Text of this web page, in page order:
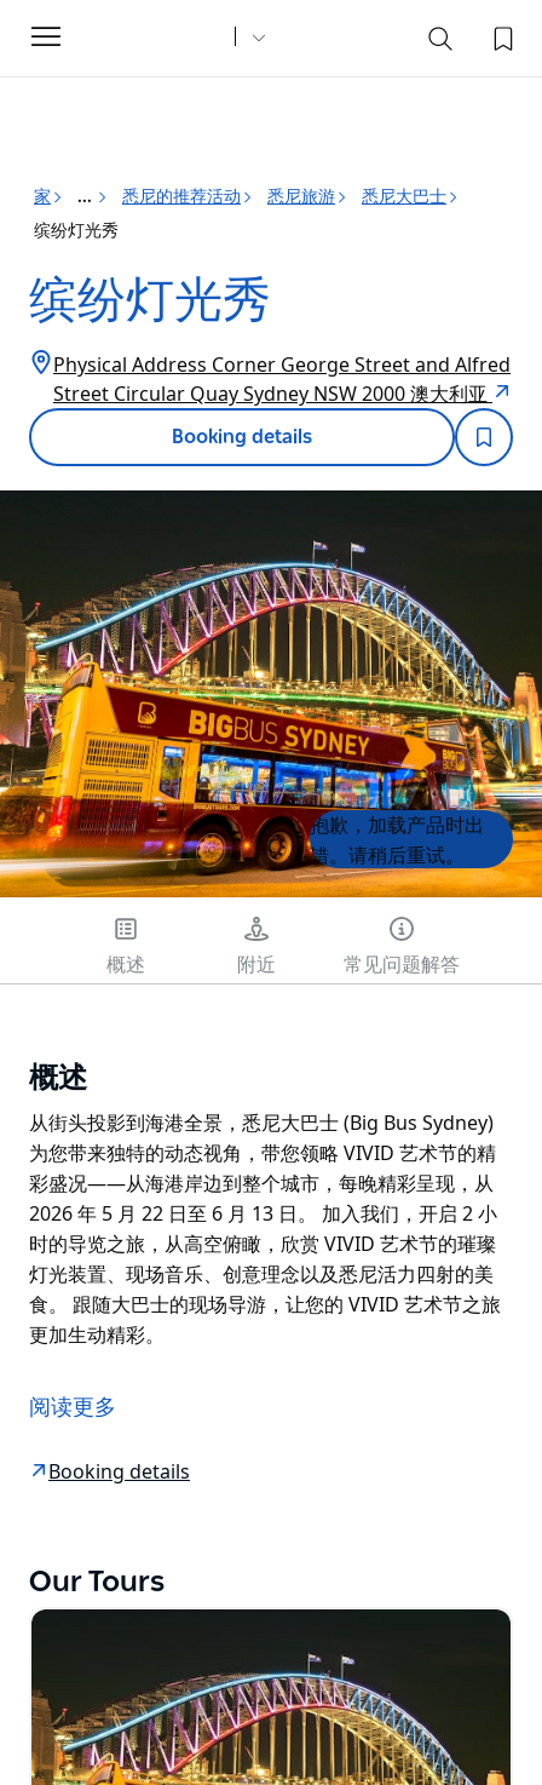
Toggle
navigation
家 ... 悉尼的推荐活动 悉尼旅游
悉尼大巴士
缤纷灯光秀
缤纷灯光秀
Physical Address Corner George Street and Alfred
Street Circular Quay Sydney NSW 2000 澳大利亚
Booking details
Product
List
Product
List
抱歉，加载产品时出
错。请稍后重试。
概述 附近 常见问题解答
概述
从街头投影到海港全景，悉尼大巴士 (Big Bus Sydney)
为您带来独特的动态视角，带您领略 VIVID 艺术节的精
彩盛况——从海港岸边到整个城市，每晚精彩呈现，从
2026 年 5 月 22 日至 6 月 13 日。 加入我们，开启 2 小
时的导览之旅，从高空俯瞰，欣赏 VIVID 艺术节的璀璨
灯光装置、现场音乐、创意理念以及悉尼活力四射的美
食。 跟随大巴士的现场导游，让您的 VIVID 艺术节之旅
更加生动精彩。
为您带来独特的动态视角，带您领略 VIVID 艺术节的精
彩盛况——从海港岸边到整个城市，每晚精彩呈现，从
阅读更多
Booking details
Our Tours